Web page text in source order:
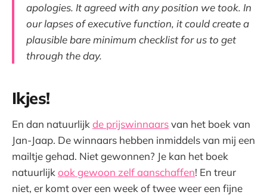
apologies. It agreed with any position we took. In
our lapses of executive function, it could create a
plausible bare minimum checklist for us to get
through the day.
Ikjes!
En dan natuurlijk de prijswinnaarsvan het boek van
Jan-Jaap. De winnaars hebben inmiddels van mij een
mailtje gehad. Niet gewonnen? Je kan het boek
natuurlijk ook gewoon zelf aanschaffen! En treur
niet, er komt over een week of twee weer een fijne